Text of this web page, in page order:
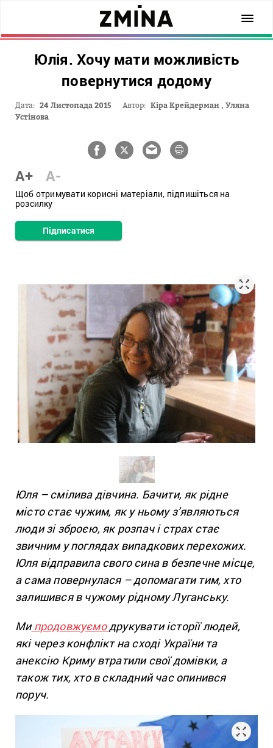
Юлія. Хочу мати можливість
повернутися додому
Дата: 24 Листопада 2015 Автор: Кіра Крейдерман , Уляна
Устінова
A+ A-
Щоб отримувати корисні матеріали, підпишіться на
розсилку
Підписатися
Юля – смілива дівчина. Бачити, як рідне
місто стає чужим, як у ньому з’являються
люди зі зброєю, як розпач і страх стає
звичним у поглядах випадкових перехожих.
Юля відправила свого сина в безпечне місце,
а сама повернулася – допомагати тим, хто
залишився в чужому рідному Луганську.
Мипродовжуємодрукувати історії людей,
які через конфлікт на сході України та
анексію Криму втратили свої домівки, а
також тих, хто в складний час опинився
поруч.